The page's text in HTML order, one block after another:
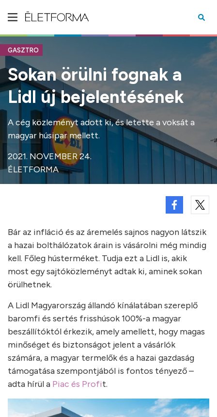
GASZTRO
Sokan örülni fognak a
Lidl új bejelentésének
A cég közleményt adott ki, és letette a voksát a
magyar húsipar mellett.
2021. NOVEMBER 24.
ÉLETFORMA
Bár az infláció és az áremelés sajnos nagyon látszik
a hazai bolthálózatok árain is vásárolni még mindig
kell. Főleg hústerméket. Tudja ezt a Lidl is, akik
most egy sajtóközleményt adtak ki, aminek sokan
örülhetnek.
A Lidl Magyarország állandó kínálatában szereplő
baromfi és sertés frisshúsok 100%-a magyar
beszállítóktól érkezik, amely amellett, hogy magas
minőséget és biztonságot jelent a vásárlók
számára, a magyar termelők és a hazai gazdaság
támogatása szempontjából is fontos tényező –
adta hírül a Piac és Profit.